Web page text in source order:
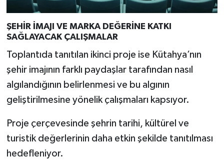
ŞEHİR İMAJI VE MARKA DEĞERİNE KATKI
SAĞLAYACAK ÇALIŞMALAR
Toplantıda tanıtılan ikinci proje ise Kütahya’nın
şehir imajının farklı paydaşlar tarafından nasıl
algılandığının belirlenmesi ve bu algının
geliştirilmesine yönelik çalışmaları kapsıyor.
Proje çerçevesinde şehrin tarihi, kültürel ve
turistik değerlerinin daha etkin şekilde tanıtılması
hedefleniyor.